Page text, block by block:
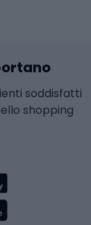
soddisfatti
shopping